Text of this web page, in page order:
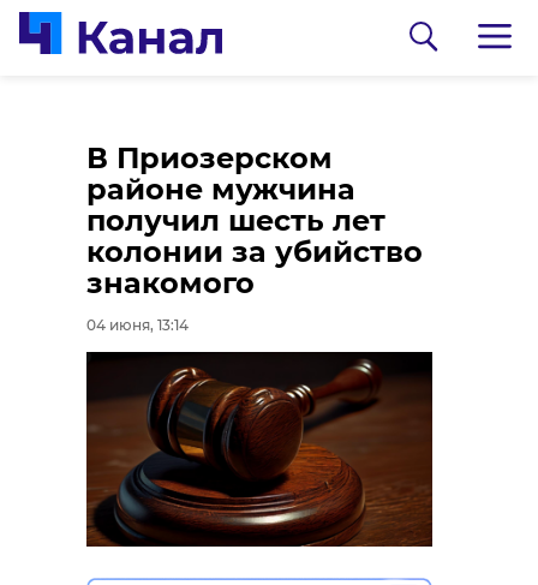
В Приозерском
районе мужчина
получил шесть лет
колонии за убийство
знакомого
04 июня, 13:14
Александр
Дрозденко
встретился с
председателем
банка «ПСБ» Петром
Фрадковым
04 июня, 12:52
В Буграх планируют
масштабное
строительство жилья
и соцобъектов
04 июня, 12:42